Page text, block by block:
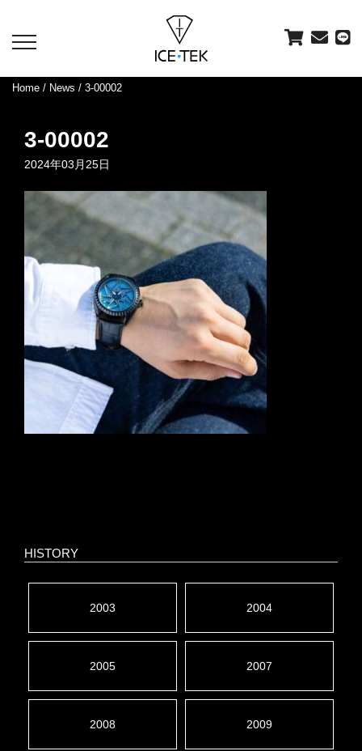
toggle
Home / News / 3-00002
3-00002
2024年03月25日
HISTORY
2003 2004
2005 2007
2008 2009